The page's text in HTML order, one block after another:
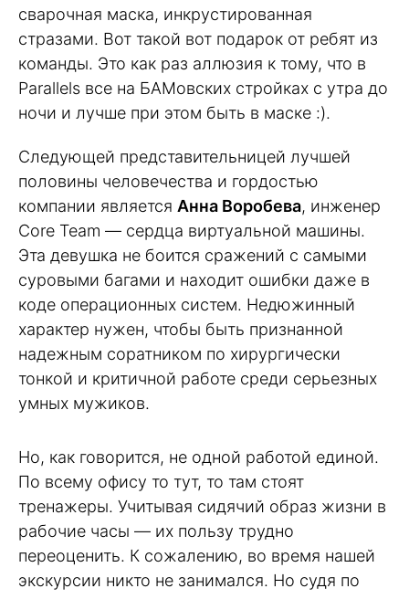
сварочная маска, инкрустированная
стразами. Вот такой вот подарок от ребят из
команды. Это как раз аллюзия к тому, что в
Parallels все на БАМовских стройках с утра до
ночи и лучше при этом быть в маске :).
Следующей представительницей лучшей
половины человечества и гордостью
компании является Анна Воробева, инженер
Core Team — сердца виртуальной машины.
Эта девушка не боится сражений с самыми
суровыми багами и находит ошибки даже в
коде операционных систем. Недюжинный
характер нужен, чтобы быть признанной
надежным соратником по хирургически
тонкой и критичной работе среди серьезных
умных мужиков.
Но, как говорится, не одной работой единой.
По всему офису то тут, то там стоят
тренажеры. Учитывая сидячий образ жизни в
рабочие часы — их пользу трудно
переоценить. К сожалению, во время нашей
экскурсии никто не занимался. Но судя по